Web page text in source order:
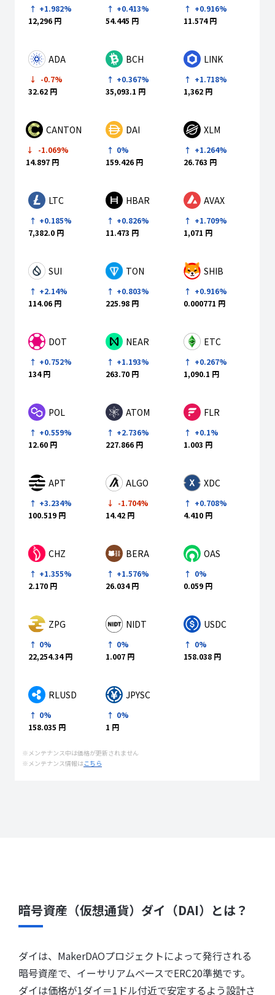
+1.982%
12,296 円
+0.413%
54.445 円
+0.916%
11.574 円
ADA
-0.7%
32.62 円
BCH
+0.367%
35,093.1 円
LINK
+1.718%
1,362 円
CANTON
-1.069%
14.897 円
DAI
0%
159.426 円
XLM
+1.264%
26.763 円
LTC
+0.185%
7,382.0 円
HBAR
+0.826%
11.473 円
AVAX
+1.709%
1,071 円
SUI
+2.14%
114.06 円
TON
+0.803%
225.98 円
SHIB
+0.916%
0.000771 円
DOT
+0.752%
134 円
NEAR
+1.193%
263.70 円
ETC
+0.267%
1,090.1 円
POL
+0.559%
12.60 円
ATOM
+2.736%
227.866 円
FLR
+0.1%
1.003 円
APT
+3.234%
100.519 円
ALGO
-1.704%
14.42 円
XDC
+0.708%
4.410 円
CHZ
+1.355%
2.170 円
BERA
+1.576%
26.034 円
OAS
0%
0.059 円
ZPG
0%
22,254.34 円
NIDT
0%
1.007 円
USDC
0%
158.038 円
RLUSD
0%
158.035 円
JPYSC
0%
1 円
※メンテナンス中は価格が更新されません
※メンテナンス情報はこちら
暗号資産（仮想通貨）ダイ（DAI）とは？
ダイは、MakerDAOプロジェクトによって発行される
暗号資産で、イーサリアムベースでERC20準拠です。
ダイは価格が1ダイ＝1ドル付近で安定するよう設計さ